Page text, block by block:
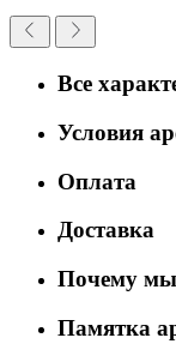
Все
Условия
Оплата
Доставка
Почему
Памятка